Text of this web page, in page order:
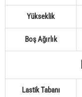
Yükseklik
Boş Ağırlık
Lastik Tabanı